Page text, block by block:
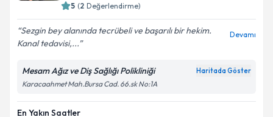
5 (2 Değerlendirme)
Sezgin bey alanında tecrübeli ve başarılı bir hekim.
Kanal tedavisi,...
Devamı
Mesam Ağız ve Diş Sağlığı Polikliniği Haritada Göster
Karacaahmet Mah.Bursa Cad. 66.sk No:1A
En Yakın Saatler